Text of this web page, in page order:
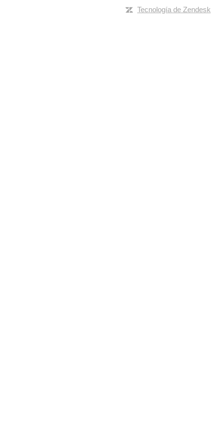
Tecnología de Zendesk